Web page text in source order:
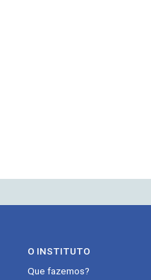
O INSTITUTO
Que fazemos?